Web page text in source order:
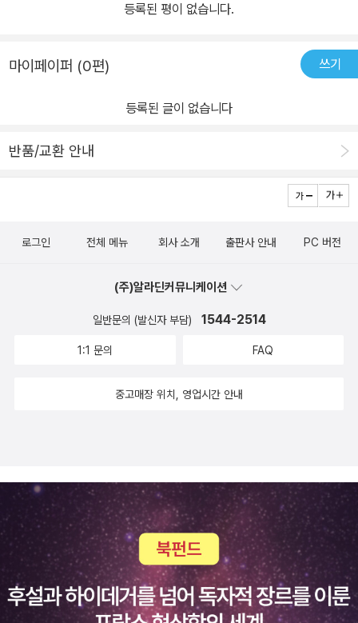
등록된 평이 없습니다.
마이페이퍼 (0편) 쓰기
등록된 글이 없습니다
반품/교환 안내
로그인 전체 메뉴 회사 소개 출판사 안내 PC 버전
(주)알라딘커뮤니케이션
일반문의 (발신자 부담) 1544-2514
1:1 문의 FAQ
중고매장 위치, 영업시간 안내